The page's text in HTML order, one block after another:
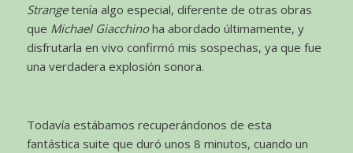
Strangetenía algo especial, diferente de otras obras
que Michael Giacchinoha abordado últimamente, y
disfrutarla en vivo confirmó mis sospechas, ya que fue
una verdadera explosión sonora.
Todavía estábamos recuperándonos de esta
fantástica suite que duró unos 8 minutos, cuando un